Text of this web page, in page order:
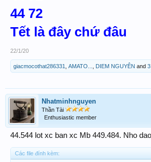
44 72
Tết là đây chứ đâu
22/1/20
giacmocothat286331 AMATO... DIEM NGUYÊN and
Nhatminhnguyen
Thần Tài
Enthusiastic member
44.544 lot xc ban xc Mb 449.484. Nho
Các file đính kèm: